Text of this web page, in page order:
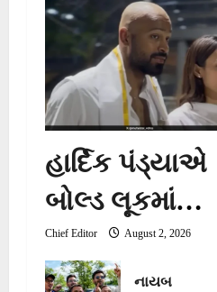
હાર્દિક પંડ્યાએ
બોલ્ડ લૂકમાં
ગર્લફ્રેન્ડ માહિકા
શર્મા સાથે
Chief Editor August 2, 2026
નાયબ